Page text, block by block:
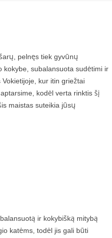
pelnęs tiek gyvūnų
kokybe, subalansuota sudėtimi ir
kur itin griežtai
kodėl verta rinktis šį
maistas suteikia jūsų
ir kokybišką mitybą
katėms, todėl jis gali būti